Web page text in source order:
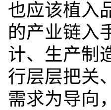
也应该植入
的产业链入
计、生产制
行层层把关
需求为导向